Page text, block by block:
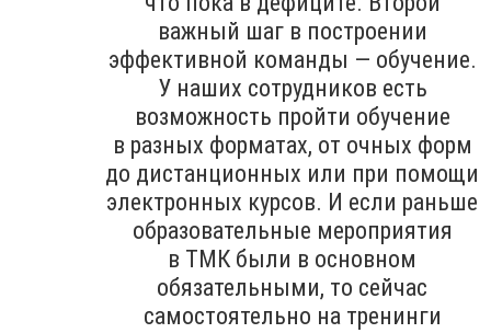
важный шаг в построении
эффективной команды — обучение.
У наших сотрудников есть
возможность пройти обучение
в разных форматах, от очных форм
до дистанционных или при помощи
электронных курсов. И если раньше
образовательные мероприятия
в ТМК были в основном
обязательными, то сейчас
самостоятельно на тренинги